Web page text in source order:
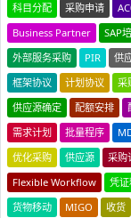
科目分配
采购申请
Business Partner
SAP
外部服务采购
PIR 供
框架协议
计划协议 采
供应源确定
配额安排
需求计划
批量程序
优化采购
供应源 采购
Flexible Workflow
凭
货物移动
MIGO 收货